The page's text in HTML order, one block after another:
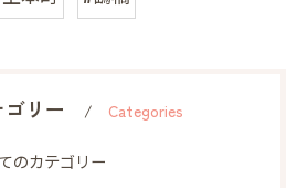
リー Categories
のカテゴリー